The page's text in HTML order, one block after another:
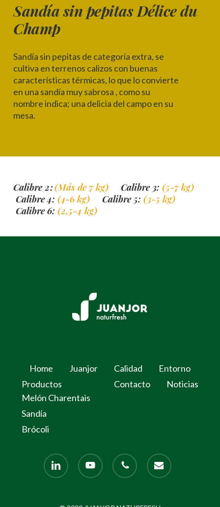
Sandía sin pepitas Délice du
Champ
Sandía sin pepitas de categoría extra, se
cultiva en terrenos calizos con buenas
características térmicas, lo que lo convierte
en una sandía muy sabrosa , como su
nombre indica; una delicia del campo en su
mesa.
Calibre 2: (Más de 7 kg) Calibre 3: (5-7 kg)
Calibre 4: (4-6 kg) Calibre 5: (3-5 kg)
Calibre 6: (2,5-4 kg)
Home Juanjor Calidad
Entorno
Productos
Melón Charentais
Sandía
Brócoli
Contacto Noticias
linkedin youtube phone email